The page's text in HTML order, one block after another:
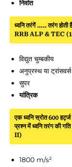
निर्वात
ध्वनि तरंगें ….. तरंग
RRB ALP & TEC
विद्युत चुम्बकीय
अनुप्रस्थ या ट्रांसवर्स
सुपर
यांत्रिक
एक ध्वनि स्रोत 600
प्रश्न में ध्वनि तरंग
II)
1800 m/s²